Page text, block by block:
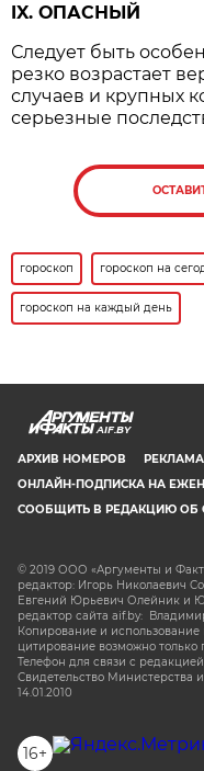
IX. ОПАСНЫЙ
Следует быть
резко возрастает
случаев и крупных
серьезные
гороскоп гороскоп на
гороскоп на каждый день
AIF.BY
АРХИВ НОМЕРОВ
ОНЛАЙН-ПОДПИСКА НА
СООБЩИТЬ В РЕДАКЦИЮ ОБ
© 2019 ООО «Аргументы и
редактор: Игорь Николаевич
Евгений Юрьевич Олейник и
редактор сайта aif.by:
Копирование и
цитирование возможно
Телефон для связи с
Свидетельство
14.01.2010
16+